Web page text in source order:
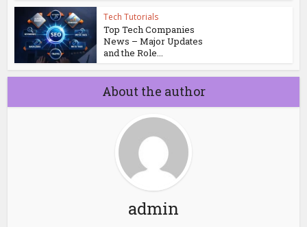
Tech Tutorials
Top Tech Companies
News – Major Updates
and the Role...
About the author
admin